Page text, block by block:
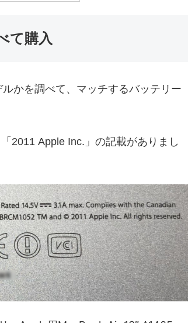
て購入
かを調べて、マッチするバッテリー
2011 Apple Inc.」の記載がありまし